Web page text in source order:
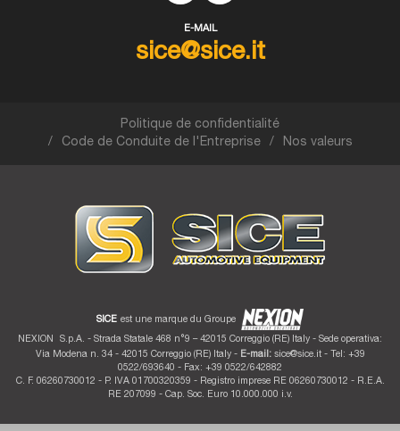
E-MAIL
sice@sice.it
Politique de confidentialité
Code de Conduite de l'Entreprise
Nos valeurs
SICE est une marque du Groupe
NEXION
S.p.A. - Strada Statale 468 n°9 – 42015 Correggio (RE) Italy - Sede operativa:
Via Modena n. 34 - 42015 Correggio (RE) Italy - E-mail: sice@sice.it- Tel: +39
0522/693640 - Fax: +39 0522/642882
C. F. 06260730012 - P. IVA 01700320359 - Registro imprese RE 06260730012 - R.E.A.
RE 207099 - Cap. Soc. Euro 10.000.000 i.v.